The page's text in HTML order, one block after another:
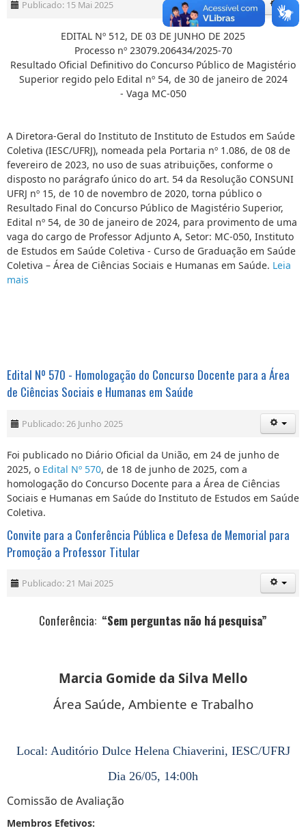
Publicado: 15 Mai 2025
EDITAL Nº 512, DE 03 DE JUNHO DE 2025
Processo nº 23079.206434/2025-70
Resultado Oficial Definitivo do Concurso Público de Magistério
Superior regido pelo Edital nº 54, de 30 de janeiro de 2024
- Vaga MC-050
A Diretora-Geral do Instituto de Instituto de Estudos em Saúde
Coletiva (IESC/UFRJ), nomeada pela Portaria nº 1.086, de 08 de
fevereiro de 2023, no uso de suas atribuições, conforme o
disposto no parágrafo único do art. 54 da Resolução CONSUNI
UFRJ nº 15, de 10 de novembro de 2020, torna público o
Resultado Final do Concurso Público de Magistério Superior,
Edital nº 54, de 30 de janeiro de 2024, para provimento de uma
vaga do cargo de Professor Adjunto A, Setor: MC-050, Instituto
de Estudos em Saúde Coletiva - Curso de Graduação em Saúde
Coletiva – Área de Ciências Sociais e Humanas em Saúde. Leia
mais
Edital Nº 570 - Homologação do Concurso Docente para a Área
de Ciências Sociais e Humanas em Saúde
Publicado: 26 Junho 2025
Foi publicado no Diário Oficial da União, em 24 de junho de
2025, o Edital Nº 570, de 18 de junho de 2025, com a
homologação do Concurso Docente para a Área de Ciências
Sociais e Humanas em Saúde do Instituto de Estudos em Saúde
Coletiva.
Convite para a Conferência Pública e Defesa de Memorial para
Promoção a Professor Titular
Publicado: 21 Mai 2025
Conferência: “Sem perguntas não há pesquisa”
Marcia Gomide da Silva Mello
Área Saúde, Ambiente e Trabalho
Local: Auditório Dulce Helena Chiaverini, IESC/UFRJ
Dia 26/05, 14:00h
Comissão de Avaliação
Membros Efetivos: